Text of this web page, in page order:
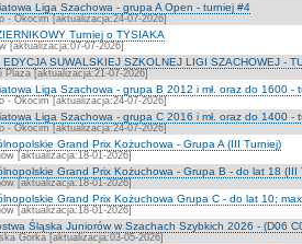
Liga Szachowa - grupa A Open - turniej #4
- Okocim [aktualizacja:24-07-2026]
Turniej o TYSIAKA
[aktualizacja:07-07-2026]
SUWALSKIEJ SZKOLNEJ LIGI SZACHOWEJ -
Plaza [aktualizacja:21-07-2026]
Liga Szachowa - grupa B 2012 i mł. oraz do 1600 -
- Okocim [aktualizacja:24-07-2026]
Liga Szachowa - grupa C 2016 i mł. oraz do 1400 -
- Okocim [aktualizacja:24-07-2026]
Grand Prix Kożuchowa - Grupa A (III Turniej)
[aktualizacja:18-01-2026]
Grand Prix Kożuchowa - Grupa B - do lat 18 (III
[aktualizacja:18-01-2026]
Grand Prix Kożuchowa Grupa C - do lat 10;
[aktualizacja:18-01-2026]
Śląska Juniorów w Szachach Szybkich 2026 - (D06
Górka [aktualizacja:03-05-2026]